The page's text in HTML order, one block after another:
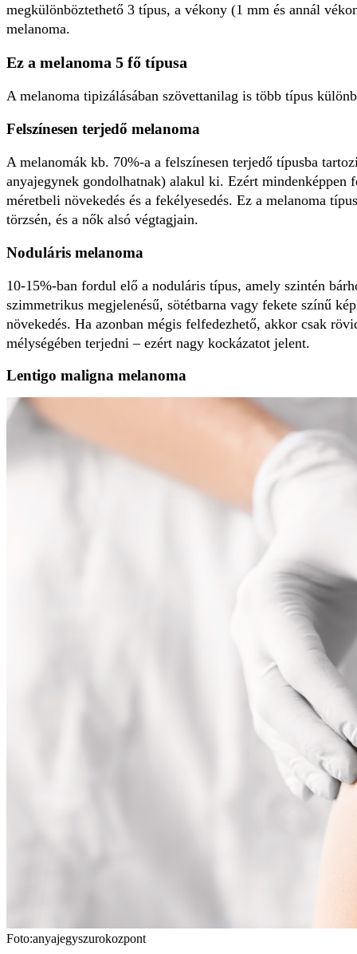
megkülönböztethető 3 típus, a vékony (1 mm és annál
melanoma.
Ez a melanoma 5 fő típusa
A melanoma tipizálásában szövettanilag is több típus
Felszínesen terjedő melanoma
A melanomák kb. 70%-a a felszínesen terjedő típusba
anyajegynek gondolhatnak) alakul ki. Ezért
méretbeli növekedés és a fekélyesedés. Ez a melanoma
törzsén, és a nők alsó végtagjain.
Noduláris melanoma
10-15%-ban fordul elő a noduláris típus, amely szintén
szimmetrikus megjelenésű, sötétbarna vagy fekete színű
növekedés. Ha azonban mégis felfedezhető, akkor csak
mélységében terjedni – ezért nagy kockázatot jelent.
Lentigo maligna melanoma
Foto:anyajegyszurokozpont